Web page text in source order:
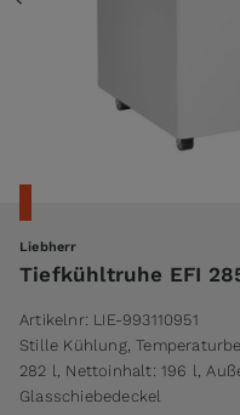
Liebherr
Tiefkühltruhe EFI
Artikelnr: LIE-993110951
Stille Kühlung,
282 l, Nettoinhalt: 196 l,
Glasschiebedeckel